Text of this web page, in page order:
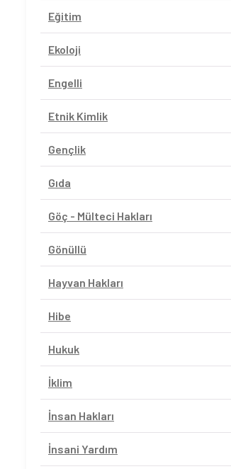
Eğitim
Ekoloji
Engelli
Etnik Kimlik
Gençlik
Gıda
Göç - Mülteci Hakları
Gönüllü
Hayvan Hakları
Hibe
Hukuk
İklim
İnsan Hakları
İnsani Yardım